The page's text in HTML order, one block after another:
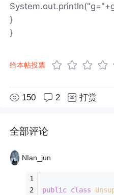
}
}
给本帖投票
150 2 打赏
全部评论
NIan_jun
public class